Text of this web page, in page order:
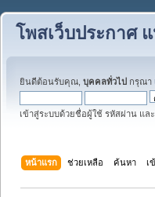
โพสเว็บประกาศ
ยินดีต้อนรับคุณ, บุคคลทั่วไป กรุณา
เข้าสู่ระบบด้วยชื่อผู้ใช้ รหัสผ่าน แล
หน้าแรก ช่วยเหลือ ค้นหา เ